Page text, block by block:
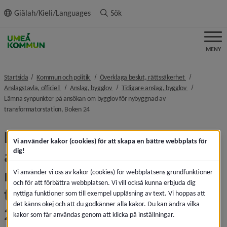
innehållet
Giälah/Kieli/Languages Sök
MENY
Startsida Kommun och politik nivå i brödsmulenavigeringen
Överklaga beslut, rättssäkerhet nivå i
Anslagstavla, officiell
nivå i brödsmulenavigeringen
Anslag, bygglov nivå i brödsmulenavigeringen
Tidigare anslag, bygglov nivå i
Lämna synpunkter på ansökan om bygglov för nybyggnad av
transformatorstation, Boken 24nivå i brödsmulenavigeringen
Lämna synpunkter på
ansökan om bygglov för
nybyggnad av
transformatorstation, Boken
24
Vi använder kakor (cookies) för att skapa en bättre webbplats för
dig!
Vi använder vi oss av kakor (cookies) för webbplatsens grundfunktioner
och för att förbättra webbplatsen. Vi vill också kunna erbjuda dig
nyttiga funktioner som till exempel uppläsning av text. Vi hoppas att
det känns okej och att du godkänner alla kakor. Du kan ändra vilka
kakor som får användas genom att klicka på inställningar.